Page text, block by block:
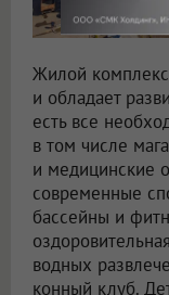
Жилой
и обладает
есть все
в том числе
и медицинские
современные
бассейны и
водных
конный клуб.